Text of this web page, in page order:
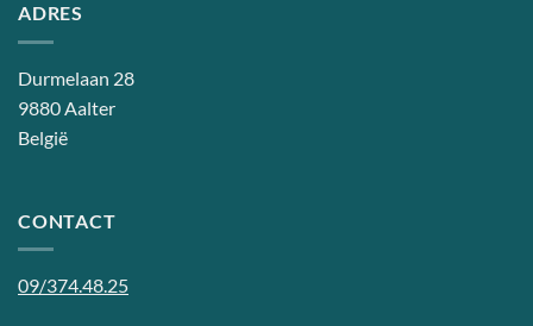
ADRES
Durmelaan 28
9880 Aalter
België
CONTACT
09/374.48.25